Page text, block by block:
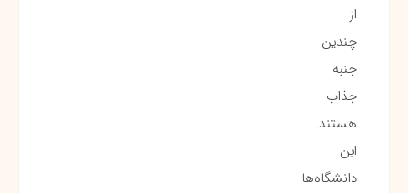
از
چندین
جنبه
جذاب
هستند.
این
دانشگاه‌ها